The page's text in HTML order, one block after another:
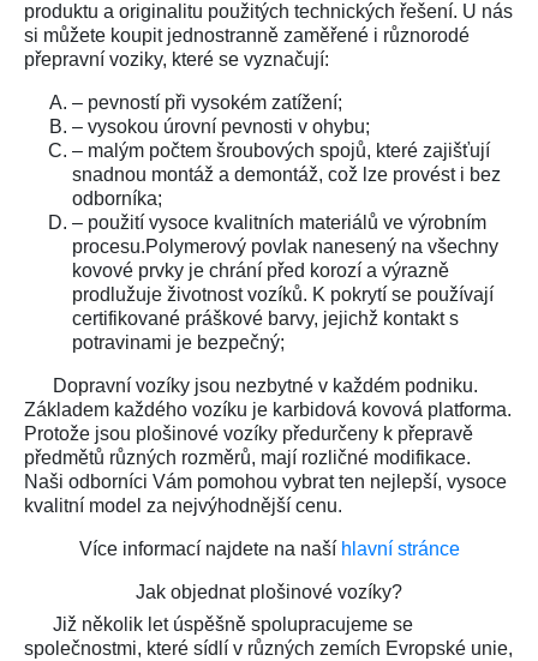
produktu a originalitu použitých technických řešení. U nás
si můžete koupit jednostranně zaměřené i různorodé
přepravní voziky, které se vyznačují:
– pevností při vysokém zatížení;
– vysokou úrovní pevnosti v ohybu;
– malým počtem šroubových spojů, které zajišťují
snadnou montáž a demontáž, což lze provést i bez
odborníka;
– použití vysoce kvalitních materiálů ve výrobním
procesu.Polymerový povlak nanesený na všechny
kovové prvky je chrání před korozí a výrazně
prodlužuje životnost vozíků. K pokrytí se používají
certifikované práškové barvy, jejichž kontakt s
potravinami je bezpečný;
Dopravní vozíky jsou nezbytné v každém podniku.
Základem každého vozíku je karbidová kovová platforma.
Protože jsou plošinové vozíky předurčeny k přepravě
předmětů různých rozměrů, mají rozličné modifikace.
Naši odborníci Vám pomohou vybrat ten nejlepší, vysoce
kvalitní model za nejvýhodnější cenu.
Více informací najdete na naší hlavní stránce
Jak objednat plošinové vozíky?
Již několik let úspěšně spolupracujeme se
společnostmi, které sídlí v různých zemích Evropské unie,